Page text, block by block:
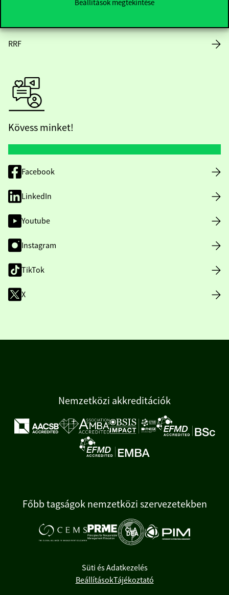
Beállítások megtekintése
RRF
Kövess minket!
Facebook
LinkedIn
Youtube
Instagram
TikTok
X
Nemzetközi akkreditációk
Főbb tagságok nemzetközi szervezetekben
Süti és Adatkezelés
BeállításokTájékoztató